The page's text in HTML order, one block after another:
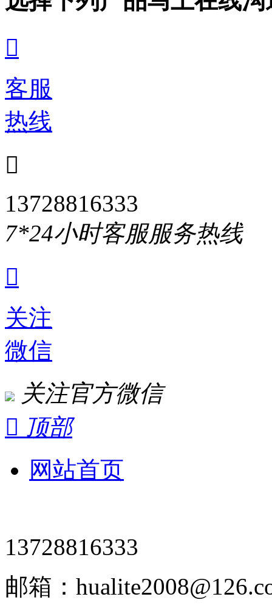

客服
热线

13728816333
7*24小时客服服务热线

关注
微信
关注官方微信
 顶部
网站首页
13728816333
邮箱：